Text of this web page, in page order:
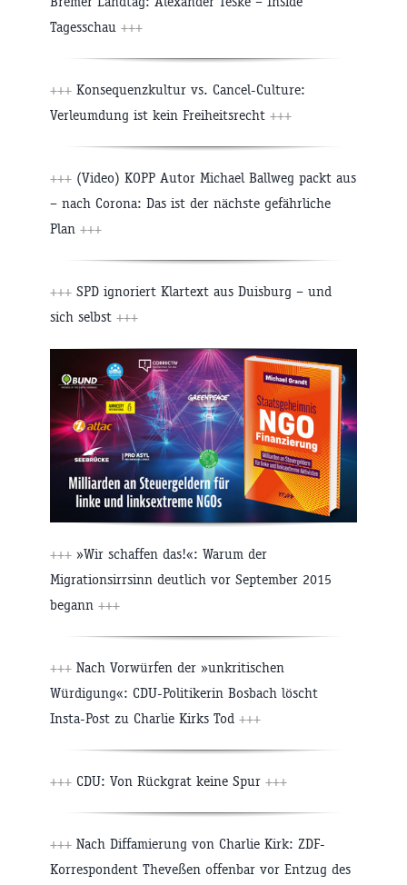
Tagesschau +++
+++ Konsequenzkultur vs. Cancel-Culture:
Verleumdung ist kein Freiheitsrecht +++
+++ (Video) KOPP Autor Michael Ballweg packt aus
– nach Corona: Das ist der nächste gefährliche
Plan +++
+++ SPD ignoriert Klartext aus Duisburg – und
sich selbst +++
+++ »Wir schaffen das!«: Warum der
Migrationsirrsinn deutlich vor September 2015
begann +++
+++ Nach Vorwürfen der »unkritischen
Würdigung«: CDU-Politikerin Bosbach löscht
Insta-Post zu Charlie Kirks Tod +++
+++ CDU: Von Rückgrat keine Spur +++
+++ Nach Diffamierung von Charlie Kirk: ZDF-
Korrespondent Theveßen offenbar vor Entzug des